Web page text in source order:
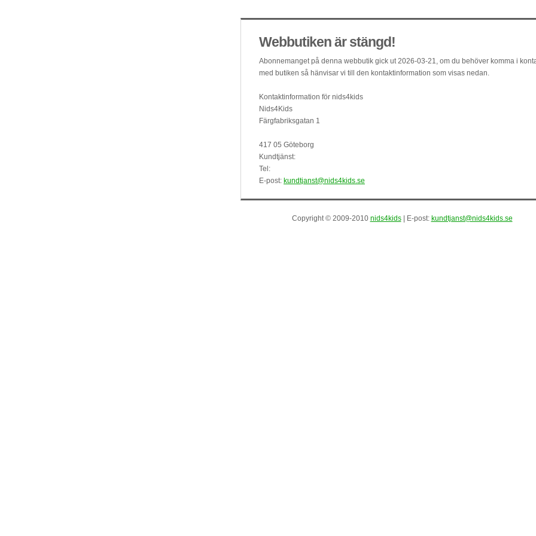
Webbutiken är stängd!
Abonnemanget på denna webbutik gick ut 2026-03-21, om du behöver komma i
med butiken så hänvisar vi till den kontaktinformation som visas nedan.
Kontaktinformation för nids4kids
Nids4Kids
Färgfabriksgatan 1
417 05 Göteborg
Kundtjänst:
Tel:
E-post: kundtjanst@nids4kids.se
Copyright © 2009-2010 nids4kids| E-post: kundtjanst@nids4kids.se